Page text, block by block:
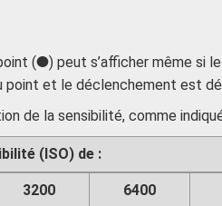
(I) peut s’afficher même si
point et le déclenchement est
de la sensibilité, comme
(ISO) de :
3200 6400